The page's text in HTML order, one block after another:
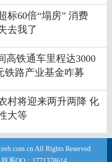
标60倍“塌房” 消费
去我了
高铁通车里程达3000
铁路产业基金咋募
村将迎来两升两降 化
大等
All Rights Reserved